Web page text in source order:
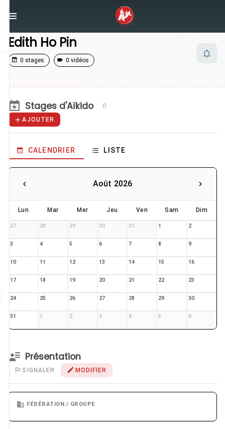
Edith Ho Pin
Edith Ho Pin
0 stages 0 vidéos
Stages d'Aïkido 0
AJOUTER
CALENDRIER LISTE
Août 2026
Lun Mar Mer Jeu Ven Sam Dim
27 28 29 30 31 1 2
3 4 5 6 7 8 9
10 11 12 13 14 15 16
17 18 19 20 21 22 23
24 25 26 27 28 29 30
31 1 2 3 4 5 6
Présentation
SIGNALER MODIFIER
FÉDÉRATION / GROUPE